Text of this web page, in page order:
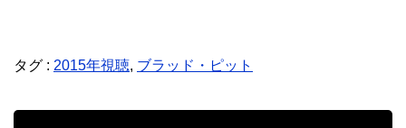
タグ : 2015年視聴, ブラッド・ピット